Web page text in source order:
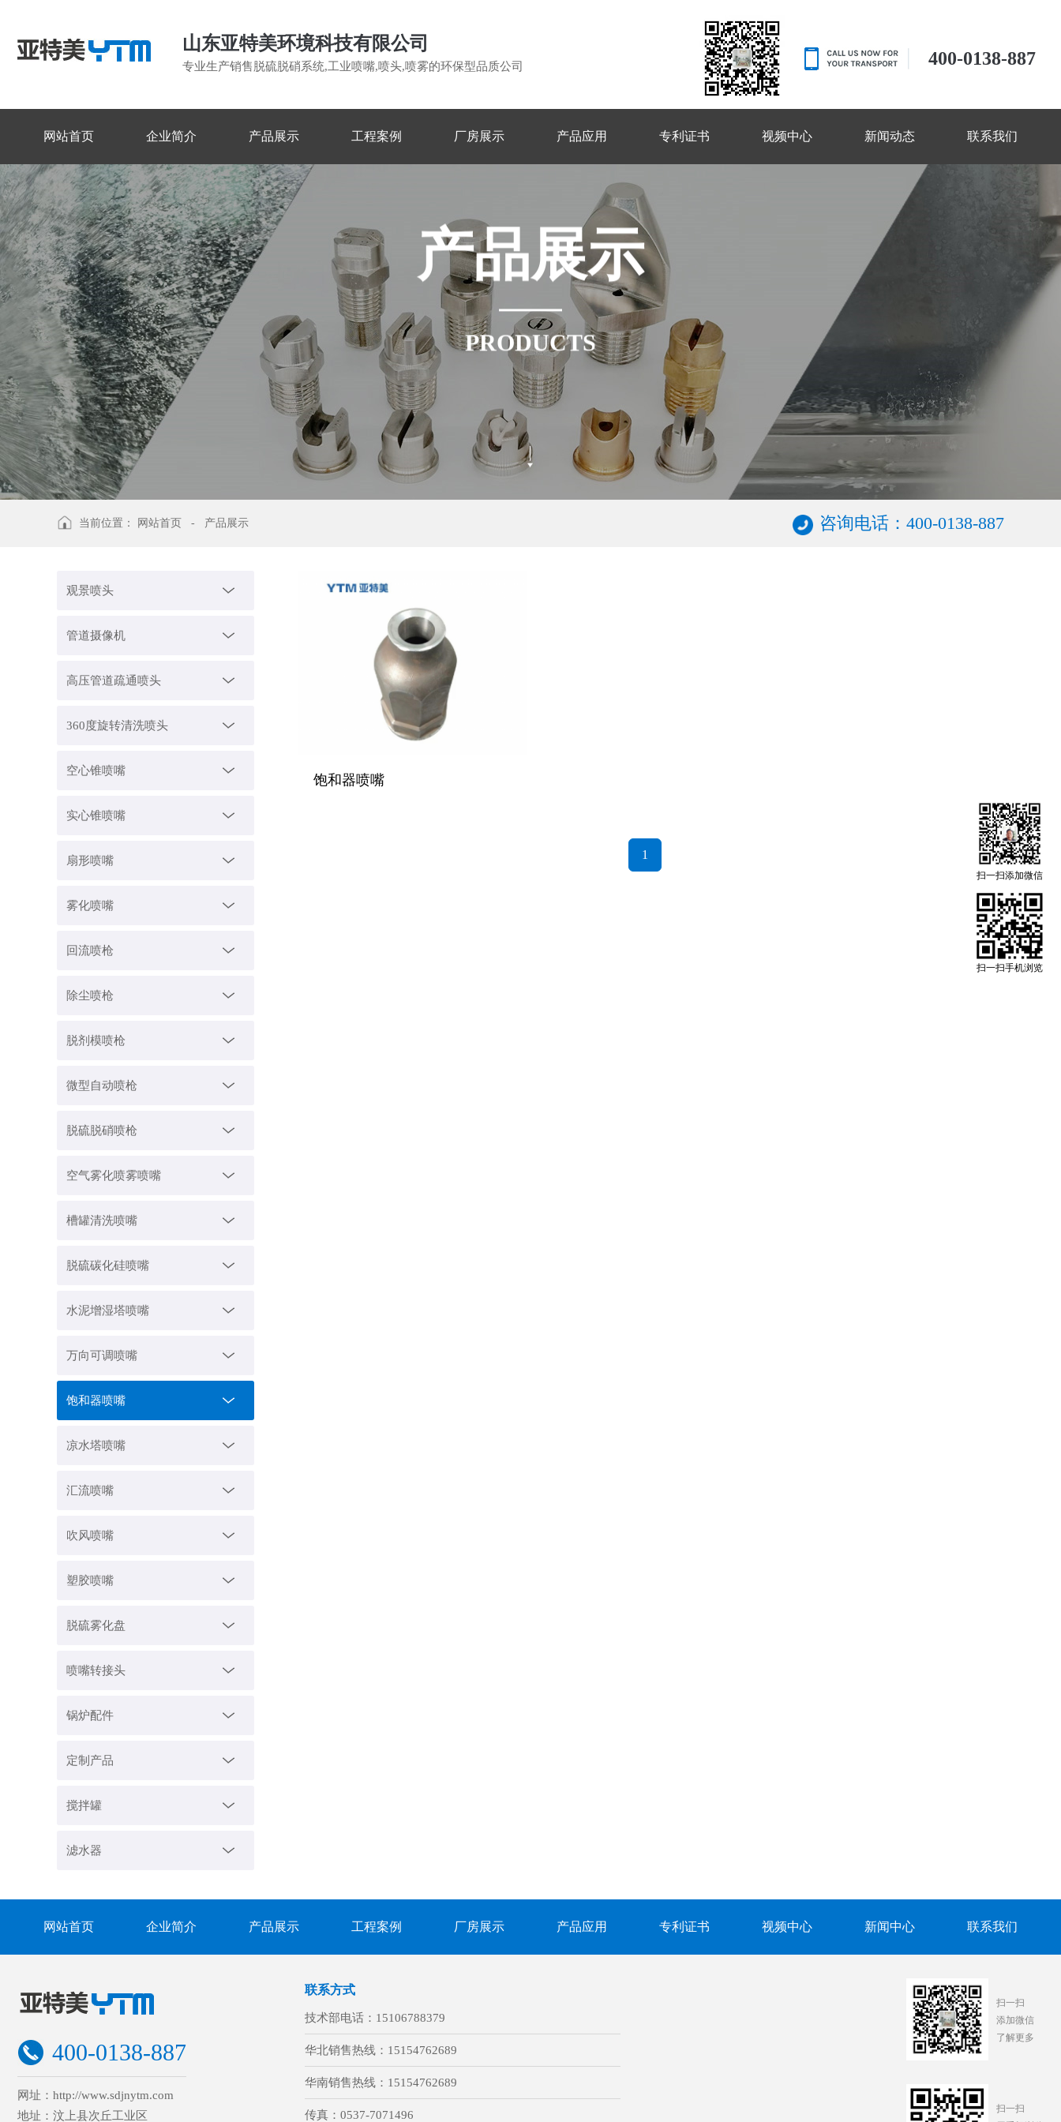
山东亚特美环境科技有限公司
专业生产销售脱硫脱硝系统,工业喷嘴,喷头,喷雾的环保型品质公司 400-0138-887
网站首页 企业简介 产品展示 工程案例 厂房展示 产品应用 专利证书 视频中心 新闻动态 联系我们
产品展示
PRODUCTS
当前位置： 网站首页 - 产品展示 咨询电话：400-0138-887
观景喷头
管道摄像机
高压管道疏通喷头
360度旋转清洗喷头
空心锥喷嘴
实心锥喷嘴
扇形喷嘴
雾化喷嘴
回流喷枪
除尘喷枪
脱剂模喷枪
微型自动喷枪
脱硫脱硝喷枪
空气雾化喷雾喷嘴
槽罐清洗喷嘴
脱硫碳化硅喷嘴
水泥增湿塔喷嘴
万向可调喷嘴
饱和器喷嘴
凉水塔喷嘴
汇流喷嘴
吹风喷嘴
塑胶喷嘴
脱硫雾化盘
喷嘴转接头
锅炉配件
定制产品
搅拌罐
滤水器
饱和器喷嘴
1
网站首页 企业简介 产品展示 工程案例 厂房展示 产品应用 专利证书 视频中心 新闻中心 联系我们
400-0138-887
网址：http://www.sdjnytm.com
地址：汶上县次丘工业区
联系方式
技术部电话： 15106788379
华北销售热线： 15154762689
华南销售热线： 15154762689
传真： 0537-7071496
扫一扫
添加微信
了解更多
扫一扫
扫一扫添加微信
扫一扫手机浏览